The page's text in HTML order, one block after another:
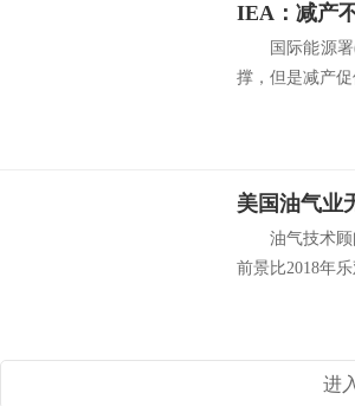
IEA：减产
国际能源署
撑，但是减产
油气技术顾
前景比2018年
进